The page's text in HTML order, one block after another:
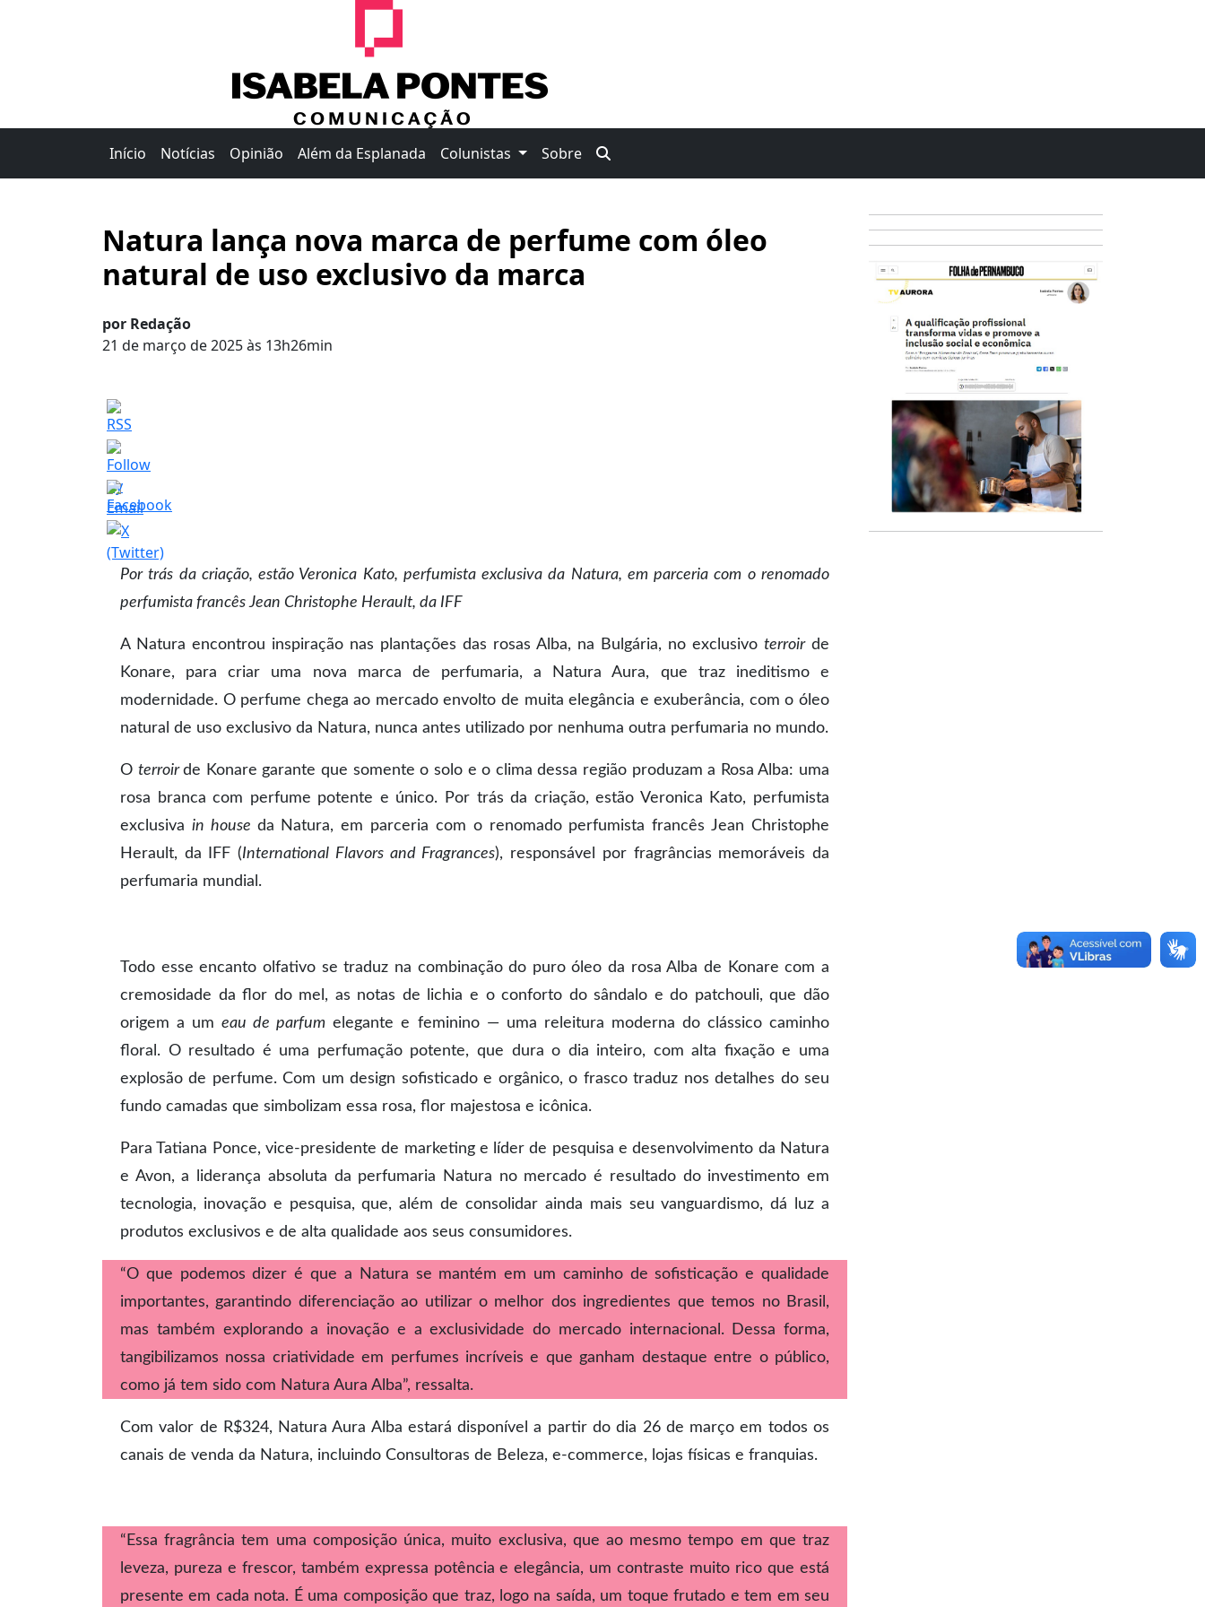
Início Notícias Opinião Além da Esplanada Colunistas Sobre
Natura lança nova marca de perfume com óleo
natural de uso exclusivo da marca
por Redação
21 de março de 2025 às 13h26min
Por trás da criação, estão Veronica Kato, perfumista exclusiva da Natura, em parceria com o renomado
perfumista francês Jean Christophe Herault, da IFF
A Natura encontrou inspiração nas plantações das rosas Alba, na Bulgária, no exclusivo terroirde
Konare, para criar uma nova marca de perfumaria, a Natura Aura, que traz ineditismo e
modernidade. O perfume chega ao mercado envolto de muita elegância e exuberância, com o óleo
natural de uso exclusivo da Natura, nunca antes utilizado por nenhuma outra perfumaria no mundo.
O terroirde Konare garante que somente o solo e o clima dessa região produzam a Rosa Alba: uma
rosa branca com perfume potente e único. Por trás da criação, estão Veronica Kato, perfumista
exclusiva in house da Natura, em parceria com o renomado perfumista francês Jean Christophe
Herault, da IFF (International Flavors and Fragrances), responsável por fragrâncias memoráveis da
perfumaria mundial.
Todo esse encanto olfativo se traduz na combinação do puro óleo da rosa Alba de Konare com a
cremosidade da flor do mel, as notas de lichia e o conforto do sândalo e do patchouli, que dão
origem a umeau de parfum elegante e feminino — uma releitura moderna do clássico caminho
floral. O resultado é uma perfumação potente, que dura o dia inteiro, com alta fixação e uma
explosão de perfume. Com um design sofisticado e orgânico, o frasco traduz nos detalhes do seu
fundo camadas que simbolizam essa rosa, flor majestosa e icônica.
Para Tatiana Ponce, vice-presidente de marketing e líder de pesquisa e desenvolvimento da Natura
e Avon, a liderança absoluta da perfumaria Natura no mercado é resultado do investimento em
tecnologia, inovação e pesquisa, que, além de consolidar ainda mais seu vanguardismo, dá luz a
produtos exclusivos e de alta qualidade aos seus consumidores.
“O que podemos dizer é que a Natura se mantém em um caminho de sofisticação e qualidade
importantes, garantindo diferenciação ao utilizar o melhor dos ingredientes que temos no Brasil,
mas também explorando a inovação e a exclusividade do mercado internacional. Dessa forma,
tangibilizamos nossa criatividade em perfumes incríveis e que ganham destaque entre o público,
como já tem sido com Natura Aura Alba”, ressalta.
Com valor de R$324, Natura Aura Alba estará disponível a partir do dia 26 de março em todos os
canais de venda da Natura, incluindo Consultoras de Beleza, e-commerce, lojas físicas e franquias.
“Essa fragrância tem uma composição única, muito exclusiva, que ao mesmo tempo em que traz
leveza, pureza e frescor, também expressa potência e elegância, um contraste muito rico que está
presente em cada nota. É uma composição que traz, logo na saída, um toque frutado e tem em seu